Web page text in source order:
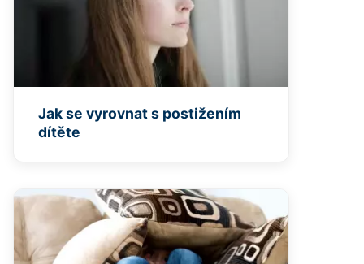
Jak se vyrovnat s postižením
dítěte